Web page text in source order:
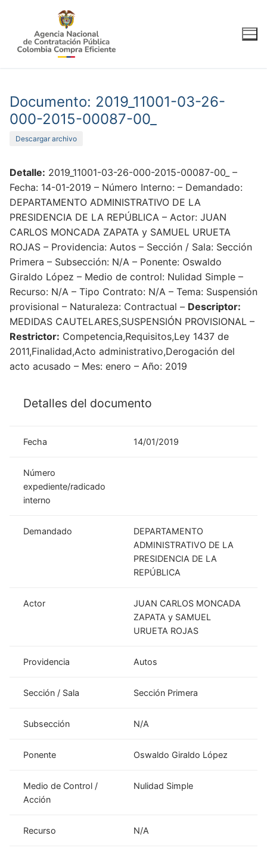
contenido
Documento: 2019_11001-03-26-
000-2015-00087-00_
Descargar archivo
Detalle: 2019_11001-03-26-000-2015-00087-00_ –
Fecha: 14-01-2019 – Número Interno: – Demandado:
DEPARTAMENTO ADMINISTRATIVO DE LA
PRESIDENCIA DE LA REPÚBLICA – Actor: JUAN
CARLOS MONCADA ZAPATA y SAMUEL URUETA
ROJAS – Providencia: Autos – Sección / Sala: Sección
Primera – Subsección: N/A – Ponente: Oswaldo
Giraldo López – Medio de control: Nulidad Simple –
Recurso: N/A – Tipo Contrato: N/A – Tema: Suspensión
provisional – Naturaleza: Contractual – Descriptor:
MEDIDAS CAUTELARES,SUSPENSIÓN PROVISIONAL –
Restrictor: Competencia,Requisitos,Ley 1437 de
2011,Finalidad,Acto administrativo,Derogación del
acto acusado – Mes: enero – Año: 2019
Detalles del documento
Fecha 14/01/2019
Número
expediente/radicado
interno
Demandado
DEPARTAMENTO
ADMINISTRATIVO DE LA
PRESIDENCIA DE LA
REPÚBLICA
Actor
JUAN CARLOS MONCADA
ZAPATA y SAMUEL
URUETA ROJAS
Providencia Autos
Sección / Sala Sección Primera
Subsección N/A
Ponente Oswaldo Giraldo López
Medio de Control /
Acción
Nulidad Simple
Recurso N/A